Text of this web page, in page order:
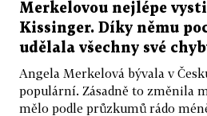
Merkelovou nejlépe
Kissinger. Díky němu
udělala všechny své
Angela Merkelová bývala v
populární. Zásadně to změnila
mělo podle průzkumů rádo